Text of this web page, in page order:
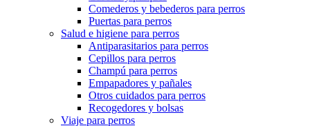
Comederos y bebederos para perros
Puertas para perros
Salud e higiene para perros
Antiparasitarios para perros
Cepillos para perros
Champú para perros
Empapadores y pañales
Otros cuidados para perros
Recogedores y bolsas
Viaje para perros